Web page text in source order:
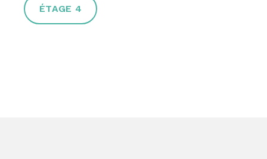
ÉTAGE 4